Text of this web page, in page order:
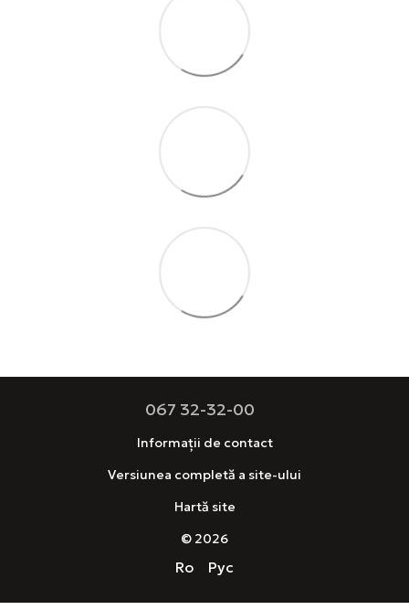
067 32-32-00
Informații de contact
Versiunea completă a site-ului
Hartă site
© 2026
Ro Рус